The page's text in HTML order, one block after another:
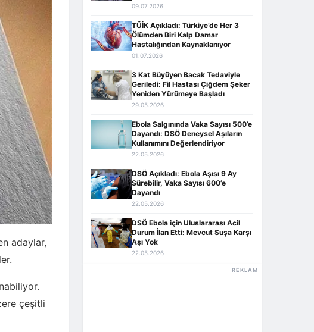
adaylar,
çeşitli
09.07.2026
TÜİK Açıkladı: Türkiye’de Her 3
Ölümden Biri Kalp Damar
Hastalığından Kaynaklanıyor
01.07.2026
3 Kat Büyüyen Bacak Tedaviyle
Geriledi: Fil Hastası Çiğdem Şeker
Yeniden Yürümeye Başladı
29.05.2026
Ebola Salgınında Vaka Sayısı 500’e
Dayandı: DSÖ Deneysel Aşıların
Kullanımını Değerlendiriyor
22.05.2026
DSÖ Açıkladı: Ebola Aşısı 9 Ay
Sürebilir, Vaka Sayısı 600’e
Dayandı
22.05.2026
DSÖ Ebola için Uluslararası Acil
Durum İlan Etti: Mevcut Suşa Karşı
Aşı Yok
22.05.2026
REKLAM